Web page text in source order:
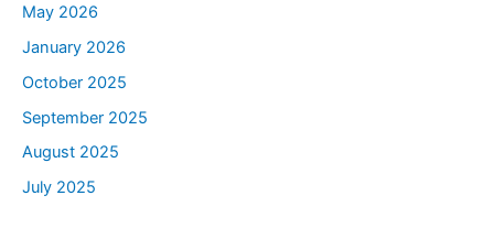
May 2026
January 2026
October 2025
September 2025
August 2025
July 2025